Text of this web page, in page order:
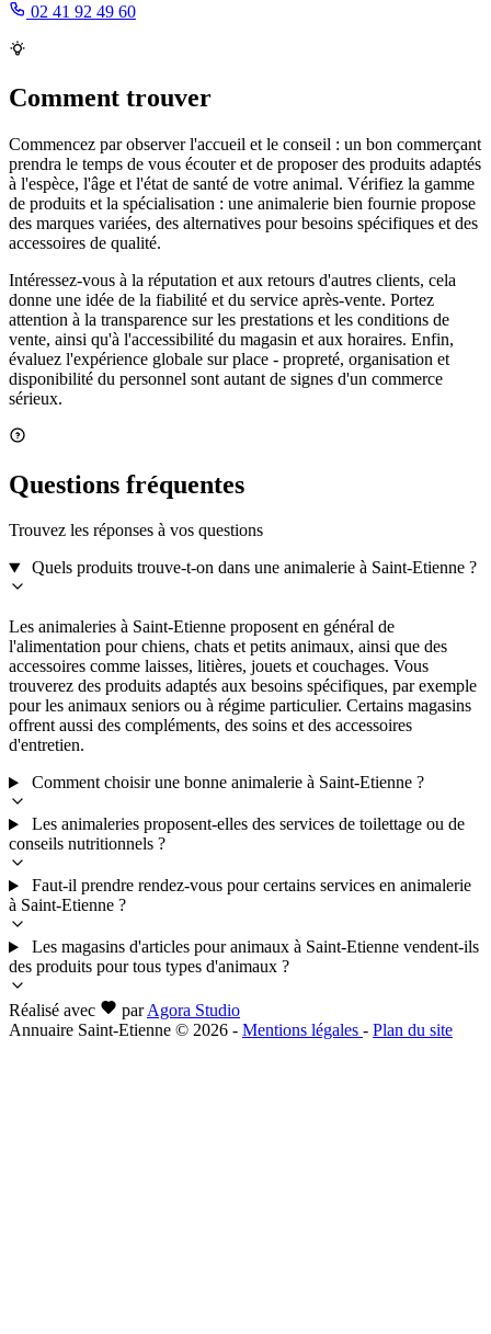
02 41 92 49 60
Comment trouver
Commencez par observer l'accueil et le conseil : un bon commerçant
prendra le temps de vous écouter et de proposer des produits adaptés
à l'espèce, l'âge et l'état de santé de votre animal. Vérifiez la gamme
de produits et la spécialisation : une animalerie bien fournie propose
des marques variées, des alternatives pour besoins spécifiques et des
accessoires de qualité.
Intéressez-vous à la réputation et aux retours d'autres clients, cela
donne une idée de la fiabilité et du service après-vente. Portez
attention à la transparence sur les prestations et les conditions de
vente, ainsi qu'à l'accessibilité du magasin et aux horaires. Enfin,
évaluez l'expérience globale sur place - propreté, organisation et
disponibilité du personnel sont autant de signes d'un commerce
sérieux.
Questions fréquentes
Trouvez les réponses à vos questions
Quels produits trouve-t-on dans une animalerie à Saint-Etienne ?
Les animaleries à Saint-Etienne proposent en général de
l'alimentation pour chiens, chats et petits animaux, ainsi que des
accessoires comme laisses, litières, jouets et couchages. Vous
trouverez des produits adaptés aux besoins spécifiques, par exemple
pour les animaux seniors ou à régime particulier. Certains magasins
offrent aussi des compléments, des soins et des accessoires
d'entretien.
Comment choisir une bonne animalerie à Saint-Etienne ?
Les animaleries proposent-elles des services de toilettage ou de
conseils nutritionnels ?
Faut-il prendre rendez-vous pour certains services en animalerie
à Saint-Etienne ?
Les magasins d'articles pour animaux à Saint-Etienne vendent-ils
des produits pour tous types d'animaux ?
Réalisé avec parAgora Studio
Annuaire Saint-Etienne © 2026 - Mentions légales - Plan du site